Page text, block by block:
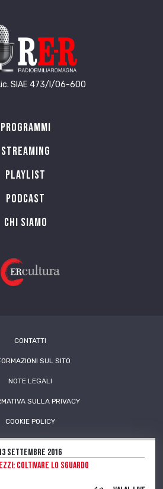
Settembre 2016
coltivare lo sguardo
SIAE 473/I/06-600
Programmi
Streaming
Playlist
PODCAST
Chi siamo
CONTATTI
SUL SITO
NOTE LEGALI
SULLA PRIVACY
COOKIE POLICY